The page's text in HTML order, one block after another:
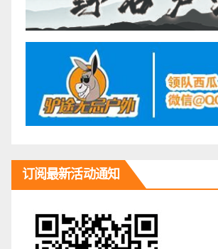
订阅最新活动通知